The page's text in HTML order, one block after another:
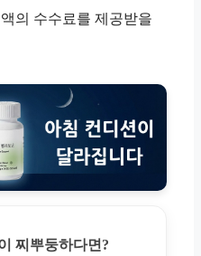
의 수수료를 제공받을
찌뿌둥하다면?